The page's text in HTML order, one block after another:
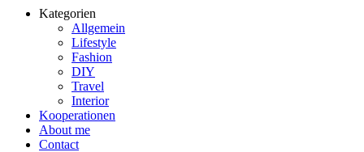
Kategorien
Allgemein
Lifestyle
Fashion
DIY
Travel
Interior
Kooperationen
About me
Contact